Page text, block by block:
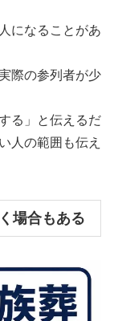
になることがあ
際の参列者が少
る」と伝えるだ
人の範囲も伝え
場合もある